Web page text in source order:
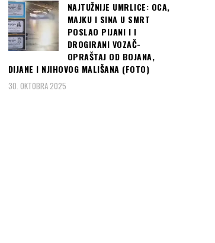
u Zagrebu dočekalo pola
miliona navijača,
Read more
Hrvatska je s dvije pobjede
već nakon 2. kola osigurala
Read more
NAJTUŽNIJE UMRLICE: OCA,
MAJKU I SINA U SMRT
POSLAO PIJANI I I
DROGIRANI VOZAČ-
OPRAŠTAJ OD BOJANA,
DIJANE I NJIHOVOG MALIŠANA (FOTO)
30. OKTOBRA 2025